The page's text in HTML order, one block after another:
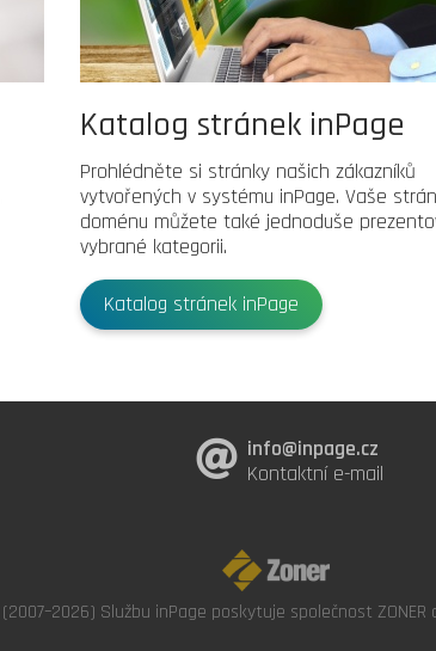
Katalog stránek inPage
Prohlédněte si stránky našich zákazníků
vytvořených v systému inPage. Vaše
doménu můžete také jednoduše
vybrané kategorii.
Katalog stránek inPage
info@inpage.cz
Kontaktní e-mail
(2007–2026) Službu inPage poskytuje společnost ZONER